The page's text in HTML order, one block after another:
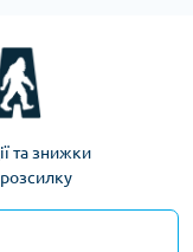
та знижки